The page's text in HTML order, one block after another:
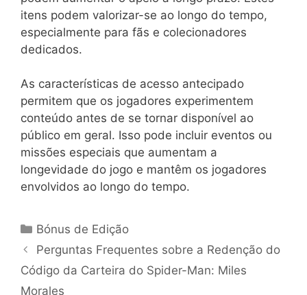
itens podem valorizar-se ao longo do tempo,
especialmente para fãs e colecionadores
dedicados.
As características de acesso antecipado
permitem que os jogadores experimentem
conteúdo antes de se tornar disponível ao
público em geral. Isso pode incluir eventos ou
missões especiais que aumentam a
longevidade do jogo e mantêm os jogadores
envolvidos ao longo do tempo.
Categories
Bónus de Edição
Perguntas Frequentes sobre a Redenção do
Código da Carteira do Spider-Man: Miles
Morales